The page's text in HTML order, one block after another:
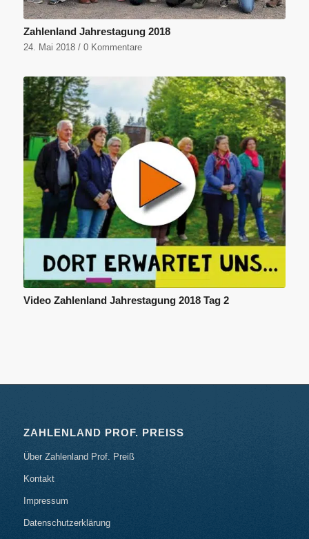
Zahlenland Jahrestagung 2018
24. Mai 2018 / 0 Kommentare
Video Zahlenland Jahrestagung 2018 Tag 2
ZAHLENLAND PROF. PREISS
Über Zahlenland Prof. Preiß
Kontakt
Impressum
Datenschutzerklärung